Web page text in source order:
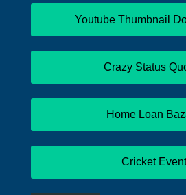
Youtube Thumbnail
Crazy Status
Home Loan
Cricket Event